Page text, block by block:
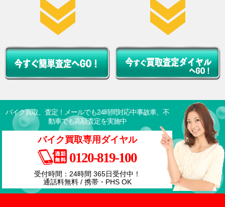
バイク買取、査定！メールでも24時間対応中事故車、不
動車でも高額査定を実施中
バイク買取専用ダイヤル
0120-819-100
受付時間：24時間 365日受付中！
通話料無料 / 携帯・PHS OK